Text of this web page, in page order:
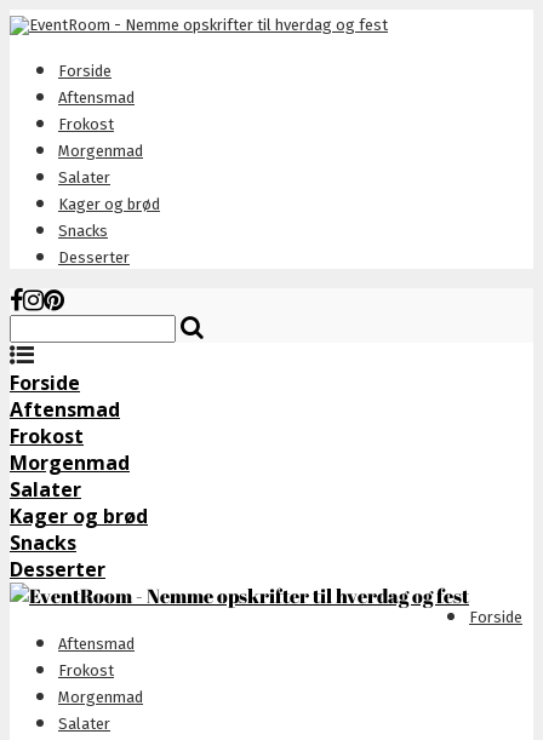
Forside
Aftensmad
Frokost
Morgenmad
Salater
Kager og brød
Snacks
Desserter
Forside
Aftensmad
Frokost
Morgenmad
Salater
Kager og brød
Snacks
Desserter
Forside
Aftensmad
Frokost
Morgenmad
Salater